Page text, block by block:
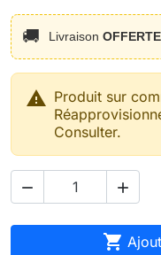
🚚 Livraison OFFERTE
 Produit sur
Consulter.
 
